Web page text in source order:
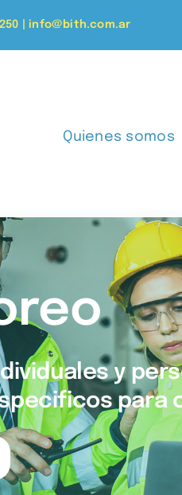
| info@bith.com.ar
Quienes somos
y
para